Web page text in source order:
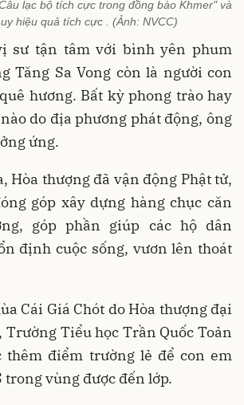
lạc bộ tích cực trong đồng bào Khmer" và
hiệu quả tích cực . (Ảnh: NVCC)
sư tận tâm với bình yên phum
Tăng Sa Vong còn là người con
hương. Bất kỳ phong trào hay
do địa phương phát động, ông
ứng.
Hòa thượng đã vận động Phật tử,
góp xây dựng hàng chục căn
góp phần giúp các hộ dân
định cuộc sống, vươn lên thoát
Cái Giá Chót do Hòa thượng đại
Tiểu học Trần Quốc Toản
thêm điểm trường lẻ để con em
trong vùng được đến lớp.